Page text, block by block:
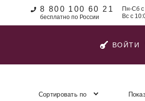
8 800 100 60 21
бесплатно по России
Пн-Сб с
Вс с
ВОЙТИ
Сортировать по